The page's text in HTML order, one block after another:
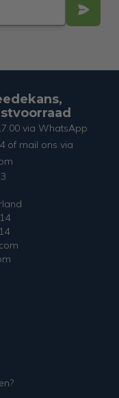
via WhatsApp
of mail ons via